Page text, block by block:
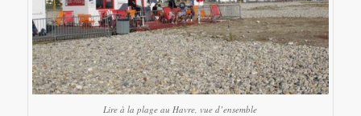
Lire à la plage au Havre, vue d’ensemble